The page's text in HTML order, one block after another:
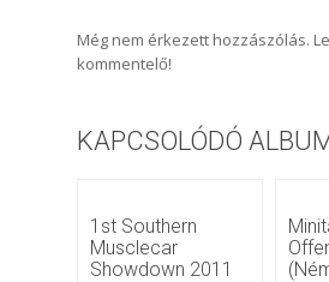
Még nem érkezett hozzászólás.
kommentelő!
KAPCSOLÓDÓ
1st Southern
Musclecar
Showdown 2011